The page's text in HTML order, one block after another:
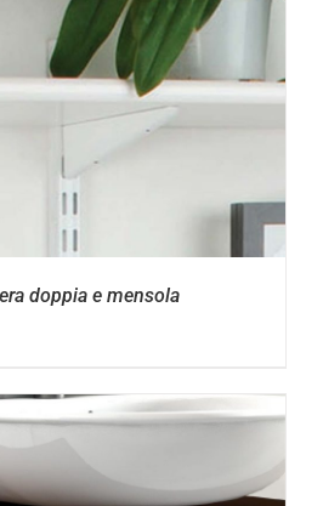
doppia e mensola